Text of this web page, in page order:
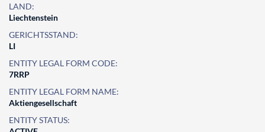
LAND:
Liechtenstein
GERICHTSSTAND:
LI
ENTITY LEGAL FORM CODE:
7RRP
ENTITY LEGAL FORM NAME:
Aktiengesellschaft
ENTITY STATUS: